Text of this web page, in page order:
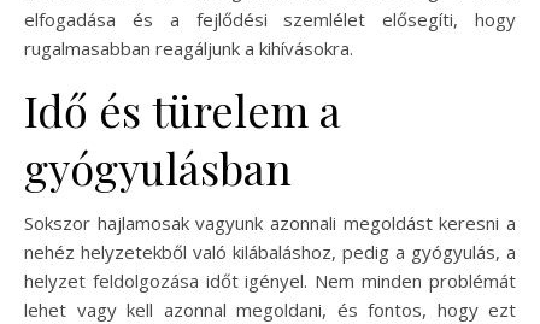
elfogadása és a fejlődési szemlélet elősegíti, hogy
rugalmasabban reagáljunk a kihívásokra.
Idő és türelem a
gyógyulásban
Sokszor hajlamosak vagyunk azonnali megoldást keresni a
nehéz helyzetekből való kilábaláshoz, pedig a gyógyulás, a
helyzet feldolgozása időt igényel. Nem minden problémát
lehet vagy kell azonnal megoldani, és fontos, hogy ezt